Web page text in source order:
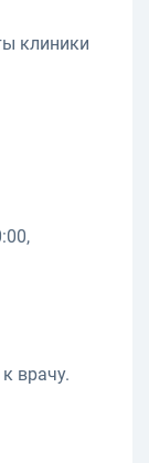
клиники
врачу.